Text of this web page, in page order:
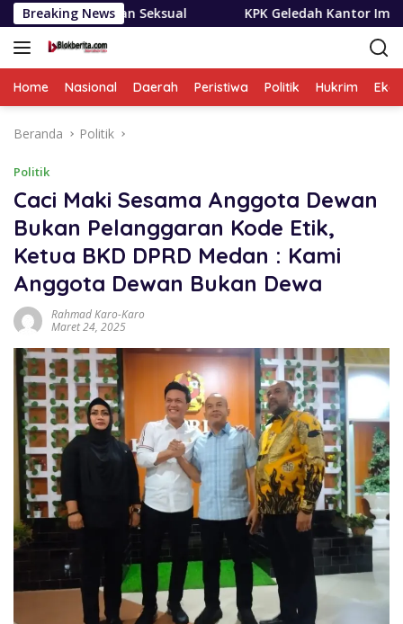
Langsung
ke
konten
Breaking News
Seksual KPK Geledah Kantor Imigrasi Temukan
Home Nasional Daerah Peristiwa Politik Hukrim
Beranda Politik
Politik
Caci Maki Sesama Anggota Dewan
Bukan Pelanggaran Kode Etik,
Ketua BKD DPRD Medan : Kami
Anggota Dewan Bukan Dewa
Rahmad Karo-Karo
Maret 24, 2025